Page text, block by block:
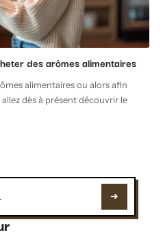
des arômes alimentaires
alimentaires ou alors afin
dès à présent découvrir le